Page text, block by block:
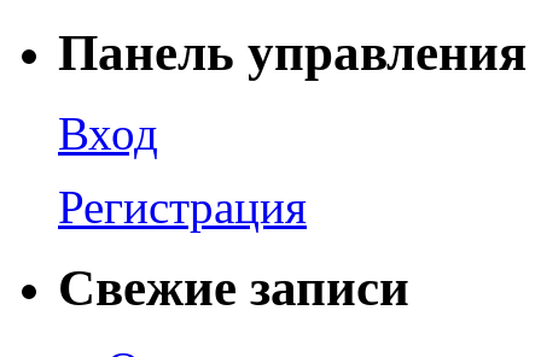
Панель управления
Вход
Регистрация
Свежие записи